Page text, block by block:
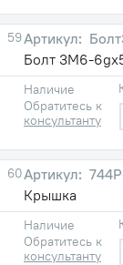
59
Болт 3M6-
Наличие
Обратитесь к
консультанту
60
Крышка
Наличие
Обратитесь к
консультанту